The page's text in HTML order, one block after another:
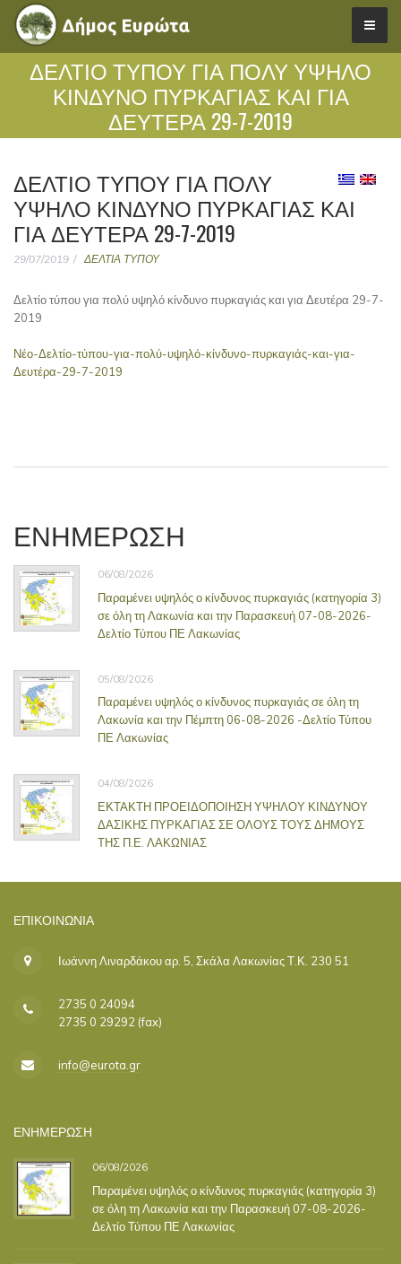
ΔΕΛΤΊΟ ΤΎΠΟΥ ΓΙΑ ΠΟΛΎ ΥΨΗΛΌ
ΚΊΝΔΥΝΟ ΠΥΡΚΑΓΙΆΣ ΚΑΙ ΓΙΑ
ΔΕΥΤΈΡΑ 29-7-2019
ΔΕΛΤΊΟ ΤΎΠΟΥ ΓΙΑ ΠΟΛΎ
ΥΨΗΛΌ ΚΊΝΔΥΝΟ ΠΥΡΚΑΓΙΆΣ ΚΑΙ
ΓΙΑ ΔΕΥΤΈΡΑ 29-7-2019
29/07/2019 ΔΕΛΤΙΑ ΤΥΠΟΥ
Δελτίο τύπου για πολύ υψηλό κίνδυνο πυρκαγιάς και για Δευτέρα 29-7-
2019
Νέο-Δελτίο-τύπου-για-πολύ-υψηλό-κίνδυνο-πυρκαγιάς-και-για-
Δευτέρα-29-7-2019
ΕΝΗΜΕΡΩΣΗ
06/08/2026
Παραμένει υψηλός ο κίνδυνος πυρκαγιάς (κατηγορία 3)
σε όλη τη Λακωνία και την Παρασκευή 07-08-2026-
Δελτίο Τύπου ΠΕ Λακωνίας
05/08/2026
Παραμένει υψηλός ο κίνδυνος πυρκαγιάς σε όλη τη
Λακωνία και την Πέμπτη 06-08-2026 -Δελτίο Τύπου
ΠΕ Λακωνίας
04/08/2026
ΕΚΤΑΚΤΗ ΠΡΟΕΙΔΟΠΟΙΗΣΗ ΥΨΗΛΟΥ ΚΙΝΔΥΝΟΥ
ΔΑΣΙΚΗΣ ΠΥΡΚΑΓΙΑΣ ΣΕ ΟΛΟΥΣ ΤΟΥΣ ΔΗΜΟΥΣ
ΤΗΣ Π.Ε. ΛΑΚΩΝΙΑΣ
ΕΠΙΚΟΙΝΩΝΊΑ
Ιωάννη Λιναρδάκου αρ. 5, Σκάλα Λακωνίας Τ.Κ. 230 51
2735 0 24094
2735 0 29292 (fax)
info@eurota.gr
ΕΝΗΜΕΡΩΣΗ
06/08/2026
Παραμένει υψηλός ο κίνδυνος πυρκαγιάς (κατηγορία 3)
σε όλη τη Λακωνία και την Παρασκευή 07-08-2026-
Δελτίο Τύπου ΠΕ Λακωνίας